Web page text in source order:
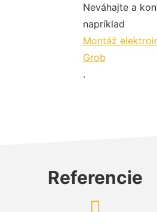
Neváhajte a
napríklad
Montáž
Grob
.
Referencie